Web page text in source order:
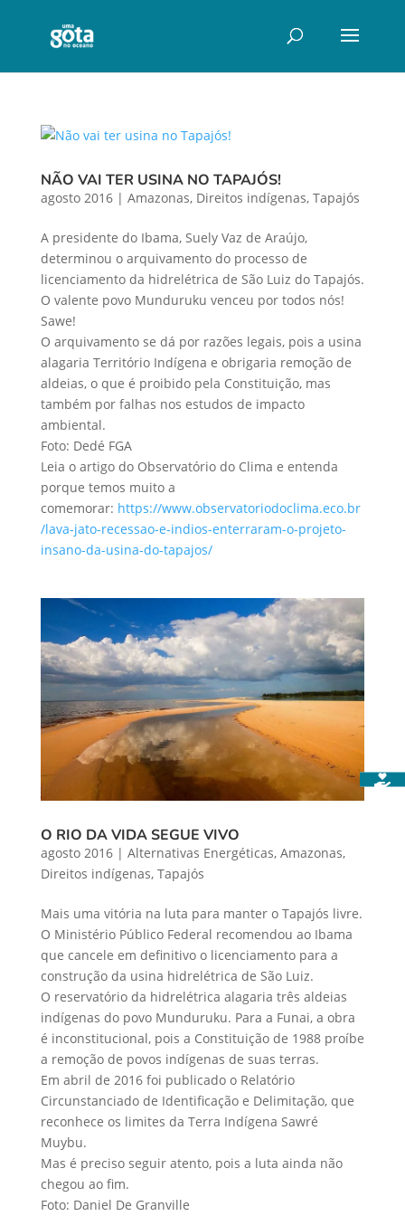
NÃO VAI TER USINA NO TAPAJÓS!
agosto 2016| Amazonas, Direitos indígenas, Tapajós
A presidente do Ibama, Suely Vaz de Araújo,
determinou o arquivamento do processo de
licenciamento da hidrelétrica de São Luiz do Tapajós.
O valente povo Munduruku venceu por todos nós!
Sawe!
O arquivamento se dá por razões legais, pois a usina
alagaria Território Indígena e obrigaria remoção de
aldeias, o que é proibido pela Constituição, mas
também por falhas nos estudos de impacto
ambiental.
Foto: Dedé FGA
Leia o artigo do Observatório do Clima e entenda
porque temos muito a
comemorar: https://www.observatoriodoclima.eco.br
/lava-jato-recessao-e-indios-enterraram-o-projeto-
insano-da-usina-do-tapajos/
O RIO DA VIDA SEGUE VIVO
agosto 2016| Alternativas Energéticas, Amazonas,
Direitos indígenas, Tapajós
Mais uma vitória na luta para manter o Tapajós livre.
O Ministério Público Federal recomendou ao Ibama
que cancele em definitivo o licenciamento para a
construção da usina hidrelétrica de São Luiz.
O reservatório da hidrelétrica alagaria três aldeias
indígenas do povo Munduruku. Para a Funai, a obra
é inconstitucional, pois a Constituição de 1988 proíbe
a remoção de povos indígenas de suas terras.
Em abril de 2016 foi publicado o Relatório
Circunstanciado de Identificação e Delimitação, que
reconhece os limites da Terra Indígena Sawré
Muybu.
Mas é preciso seguir atento, pois a luta ainda não
chegou ao fim.
Foto: Daniel De Granville